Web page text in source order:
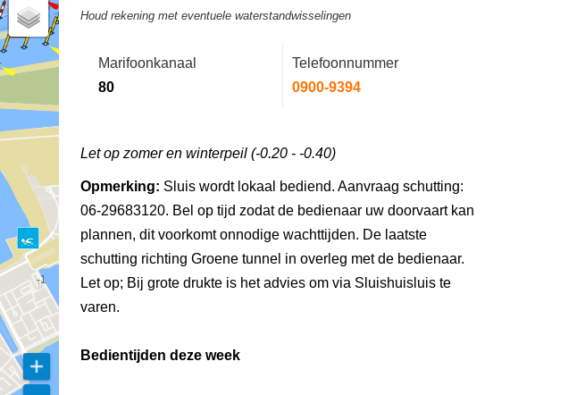
Houd rekening met eventuele waterstandwisselingen
Marifoonkanaal
80
Telefoonnummer
0900-9394
Let op zomer en winterpeil (-0.20 - -0.40)
Opmerking: Sluis wordt lokaal bediend. Aanvraag schutting:
06-29683120. Bel op tijd zodat de bedienaar uw doorvaart kan
plannen, dit voorkomt onnodige wachttijden. De laatste
schutting richting Groene tunnel in overleg met de bedienaar.
Let op; Bij grote drukte is het advies om via Sluishuisluis te
varen.
Bedientijden deze week